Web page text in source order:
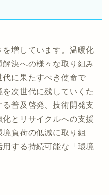
増しています。温暖化
決への様々な取り組み
代に果たすべき使命で
次世代に残していくた
普及啓発、技術開発支
とリサイクルへの支援
負荷の低減に取り組
する持続可能な「環境